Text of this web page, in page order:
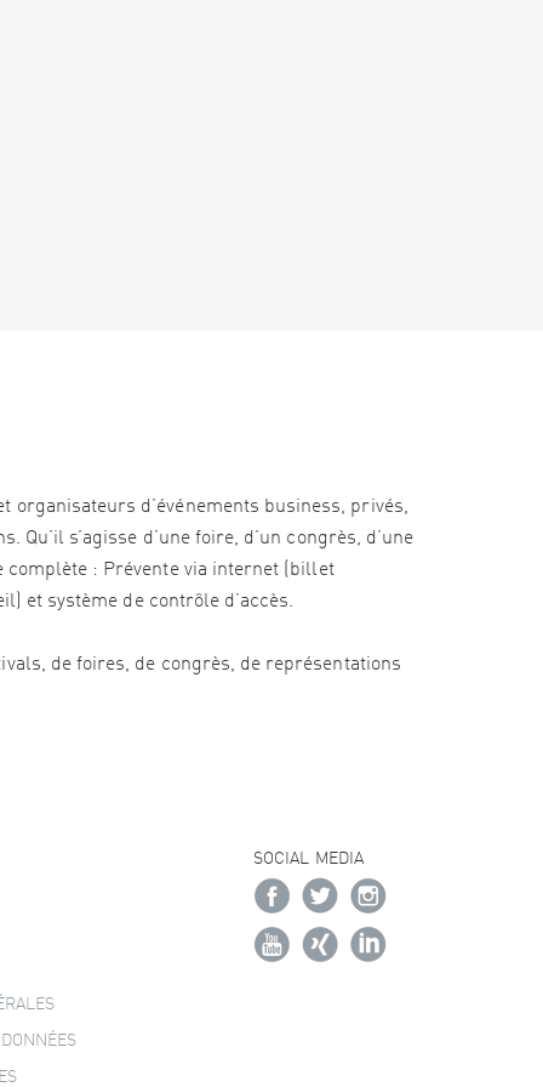
organisateurs d’événements business, privés,
s’agisse d’une foire, d’un congrès, d’une
complète : Prévente via internet (billet
et système de contrôle d’accès.
de foires, de congrès, de représentations
SOCIAL MEDIA